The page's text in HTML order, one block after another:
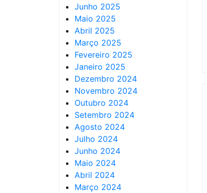
Junho 2025
Maio 2025
Abril 2025
Março 2025
Fevereiro 2025
Janeiro 2025
Dezembro 2024
Novembro 2024
Outubro 2024
Setembro 2024
Agosto 2024
Julho 2024
Junho 2024
Maio 2024
Abril 2024
Março 2024